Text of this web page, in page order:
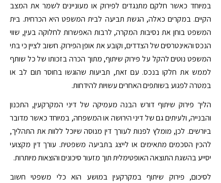
במיוחד כאשר חלקם מתנגדים לפירוק או מעוניינים לשמר את המצב
הקיים. במקרים כאלה, הגשת תביעה לבית המשפט היא הכרחית. בית
המשפט בוחן את נסיבות המקרה, לרבות האפשרות לחלוקה בעין, שווי
הנכס והאינטרסים של הצדדים, וקובע את אופן הפירוק. חשוב לציין כי בתי
המשפט נוטים להקל על פירוק שיתוף, מתוך הכרה בזכותו של כל שותף
לממש את חלקו בנכס. עם זאת, תביעות שהוגשו בחוסר תום לב או
במטרה לפגוע בשותפים האחרים עשויות להידחות.
הליך פירוק שיתוף דורש הבנה מעמיקה של דיני המקרקעין, התכנון
והבנייה, ולעיתים גם של דיני הירושה או המשפחה, במיוחד כאשר מדובר
ביורשים. לכן, מומלץ לפנות לעורך דין מנוסה שיוכל ללוות את התהליך,
להכין הסכמים מתאימים או לייצג בתביעה משפטית. עורך דין מקצועי
יסייע בהשגת התוצאה האופטימלית תוך מזעור סיכונים והוצאות מיותרות.
לסיכום, פירוק שיתוף במקרקעין במושע הוא כלי משפטי חשוב